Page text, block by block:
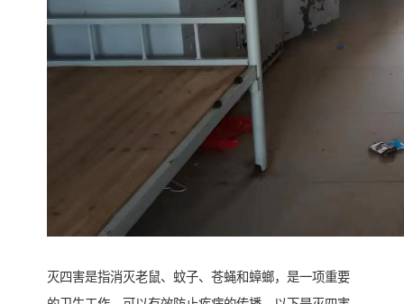
灭四害是指消灭老鼠、蚊子、苍蝇和蟑螂，是一项重要